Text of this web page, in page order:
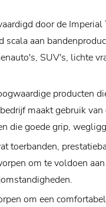
door de
aan
SUV's, lichte
producten
maakt gebruik
die goede grip,
toerbanden,
om te voldoen
om een